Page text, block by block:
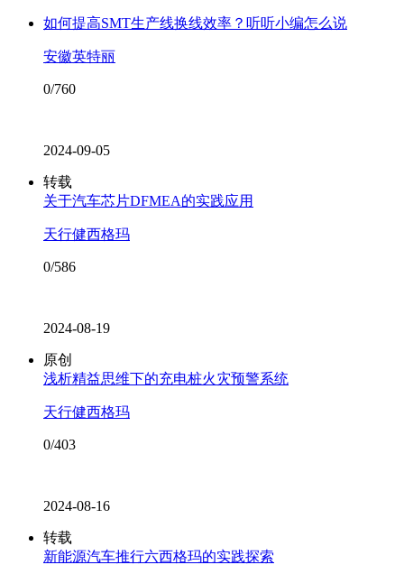
如何提高SMT生产线换线效率？听听小编怎么说
安徽英特丽
0/760
2024-09-05
转载
关于汽车芯片DFMEA的实践应用
天行健西格玛
0/586
2024-08-19
原创
浅析精益思维下的充电桩火灾预警系统
天行健西格玛
0/403
2024-08-16
转载
新能源汽车推行六西格玛的实践探索